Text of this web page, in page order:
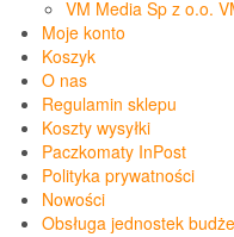
VM Media Sp z o.o.
Moje konto
Koszyk
O nas
Regulamin sklepu
Koszty wysyłki
Paczkomaty InPost
Polityka prywatności
Nowości
Obsługa jednostek